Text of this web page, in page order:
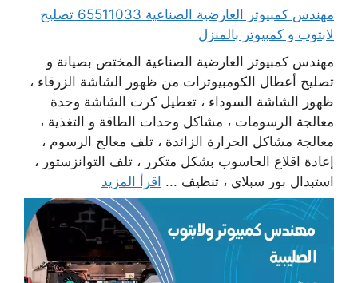
مهندس كمبيوتر العارضية الصناعية 65511033 تصليح
لابتوب و كمبيوتر بالمنزل
مهندس كمبيوتر العارضية الصناعية المختص بصيانة و
تصليح أعطال الكومبيوترات من ظهور الشاشة الزرقاء ،
ظهور الشاشة السوداء ، تعطيل كرت الشاشة وحدة
معالجة الرسومات ، مشاكل وحدات الطاقة و التغذية ،
معالجة مشاكل الحرارة الزائدة ، تلف معالج الرسوم ،
إعادة اقلاع الحاسوب بشكل متكرر ، تلف التوانزستور ،
استبدال بور سبلاي ، تنظيف ... اقرأ المزيد